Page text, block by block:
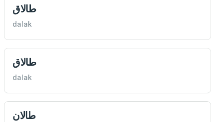
طالاق
dalak
طالاق
dalak
طالان